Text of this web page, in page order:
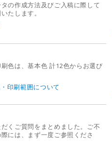
の作成方法及びご入稿に際して
たします。
色は、基本色 計12色からお選び
印刷範囲について
くご質問をまとめました。ご不
には、まず一度ご参照くださ